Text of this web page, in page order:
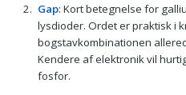
Gap: Kort betegnelse for
lysdioder. Ordet er praktisk i
bogstavkombinationen
Kendere af elektronik vil
fosfor.